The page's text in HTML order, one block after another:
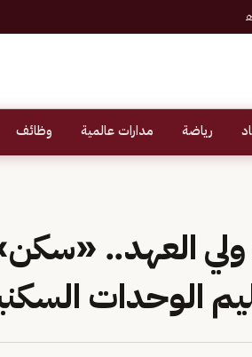
رياضة مدارات عالمية وظائف
ولي العهد..
الوحدات